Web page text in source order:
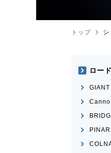
トップ シ
ロー